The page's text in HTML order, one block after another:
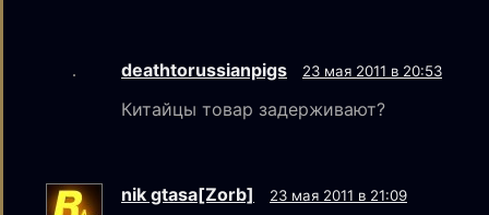
deathtorussianpigs 23 мая 2011 в 20:53
Китайцы товар задерживают?
nik gtаsа[Zorb] 23 мая 2011 в 21:09